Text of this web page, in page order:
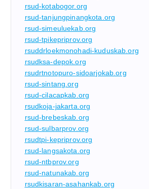
rsud-kotabogor.org
rsud-tanjungpinangkota.org
rsud-simeuluekab.org
rsud-tpikepriprov.org
rsuddrloekmonohadi-kuduskab.org
rsudksa-depok.org
rsudrtnotopuro-sidoarjokab.org
rsud-sintang.org
rsud-cilacapkab.org
rsudkoja-jakarta.org
rsud-brebeskab.org
rsud-sulbarprov.org
rsudtpi-kepriprov.org
rsud-langsakota.org
rsud-ntbprov.org
rsud-natunakab.org
rsudkisaran-asahankab.org